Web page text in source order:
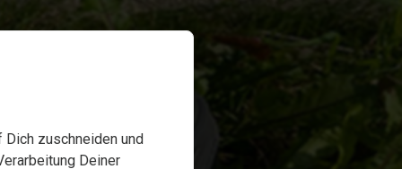
zuschneiden und
Deiner